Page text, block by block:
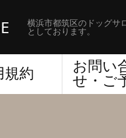
横浜市都筑区のドッグサ
としております。
規約 お問い
せ・ご